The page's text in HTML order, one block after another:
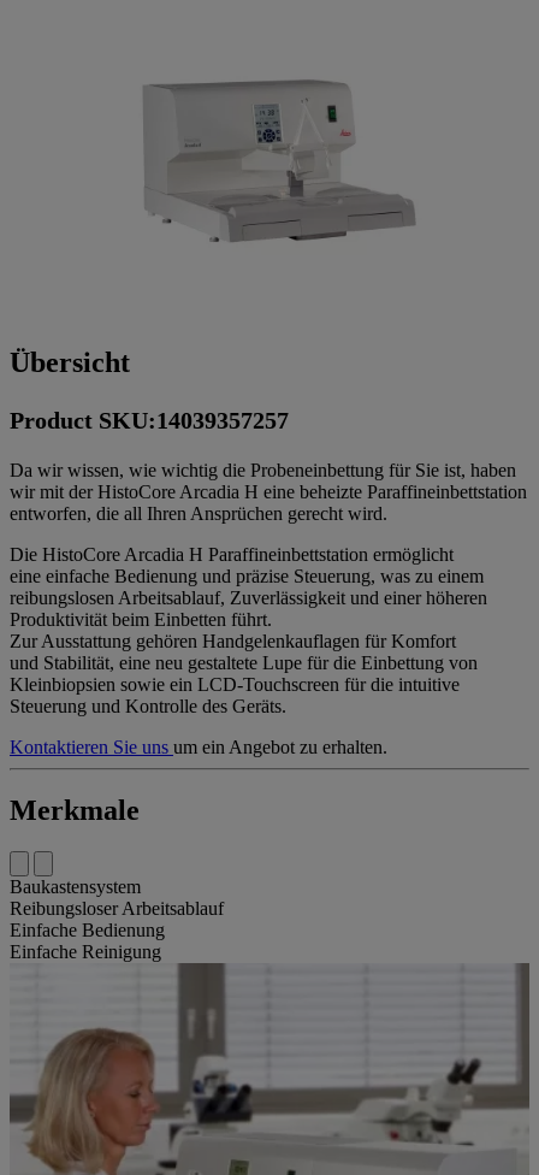
Übersicht
Product SKU:14039357257
Da wir wissen, wie wichtig die Probeneinbettung für Sie ist, haben
wir mit der HistoCore Arcadia H eine beheizte Paraffineinbettstation
entworfen, die all Ihren Ansprüchen gerecht wird.
Die HistoCore Arcadia H Paraffineinbettstation ermöglicht
eine einfache Bedienung und präzise Steuerung, was zu einem
reibungslosen Arbeitsablauf, Zuverlässigkeit und einer höheren
Produktivität beim Einbetten führt.
Zur Ausstattung gehören Handgelenkauflagen für Komfort
und Stabilität, eine neu gestaltete Lupe für die Einbettung von
Kleinbiopsien sowie ein LCD-Touchscreen für die intuitive
Steuerung und Kontrolle des Geräts.
Kontaktieren Sie uns um ein Angebot zu erhalten.
Merkmale
Baukastensystem
Reibungsloser Arbeitsablauf
Einfache Bedienung
Einfache Reinigung